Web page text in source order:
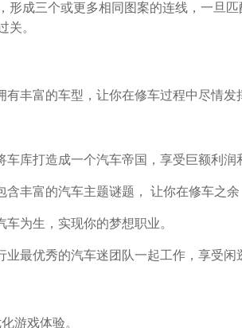
形成三个或更多相同图案的连线，一旦
关。
有丰富的车型，让你在修车过程中尽情发
车库打造成一个汽车帝国，享受巨额利润
含丰富的汽车主题谜题， 让你在修车之余
车为生，实现你的梦想职业。
业最优秀的汽车迷团队一起工作，享受闲
游戏体验。